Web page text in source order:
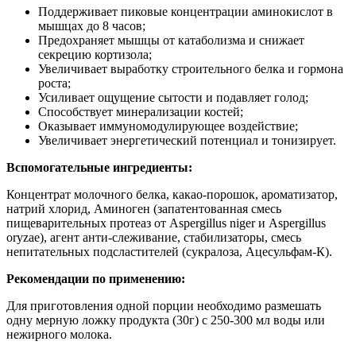
Поддерживает пиковые концентрации аминокислот в
мышцах до 8 часов;
Предохраняет мышцы от катаболизма и снижает
секрецию кортизола;
Увеличивает выработку строительного белка и гормона
роста;
Усиливает ощущение сытости и подавляет голод;
Способствует минерализации костей;
Оказывает иммуномодулирующее воздействие;
Увеличивает энергетический потенциал и тонизирует.
Вспомогательные ингредиенты:
Концентрат молочного белка, какао-порошок, ароматизатор,
натрий хлорид, Аминоген (запатентованная смесь
пищеварительных протеаз от Aspergillus niger и Aspergillus
oryzae), агент анти-слеживание, стабилизаторы, смесь
непитательных подсластителей (сукралоза, Ацесульфам-К).
Рекомендации по применению:
Для приготовления одной порции необходимо размешать
одну мерную ложку продукта (30г) с 250-300 мл воды или
нежирного молока.